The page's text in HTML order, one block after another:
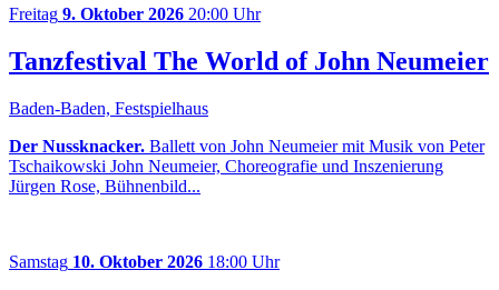
Freitag 9. Oktober 2026 20:00 Uhr
Tanzfestival The World of John Neumeier
Baden-Baden, Festspielhaus
Der Nussknacker. Ballett von John Neumeier mit Musik von Peter
Tschaikowski John Neumeier, Choreografie und Inszenierung
Jürgen Rose, Bühnenbild...
Samstag 10. Oktober 2026 18:00 Uhr